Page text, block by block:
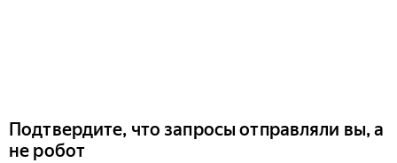
Подтвердите, что запросы отправляли вы, а
не робот